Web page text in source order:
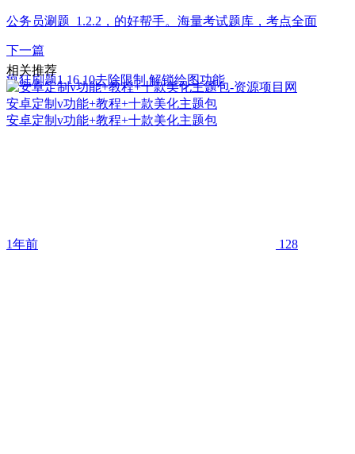
公务员涮题_1.2.2，的好帮手。海量考试题库，考点全面
下一篇
疯狂刷题1.16.10去除限制 解锁绘图功能
相关推荐
安卓定制v功能+教程+十款美化主题包
安卓定制v功能+教程+十款美化主题包
1年前 128